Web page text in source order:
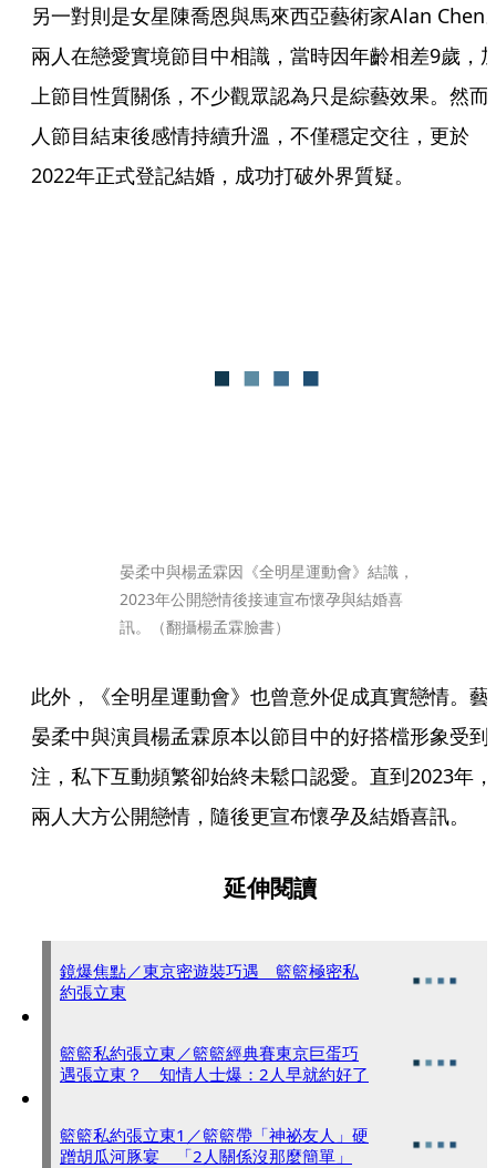
另一對則是女星陳喬恩與馬來西亞藝術家Alan Chen
兩人在戀愛實境節目中相識，當時因年齡相差9歲，
上節目性質關係，不少觀眾認為只是綜藝效果。然而
人節目結束後感情持續升溫，不僅穩定交往，更於
2022年正式登記結婚，成功打破外界質疑。
晏柔中與楊孟霖因《全明星運動會》結識，
2023年公開戀情後接連宣布懷孕與結婚喜
訊。（翻攝楊孟霖臉書）
此外，《全明星運動會》也曾意外促成真實戀情。藝
晏柔中與演員楊孟霖原本以節目中的好搭檔形象受到
注，私下互動頻繁卻始終未鬆口認愛。直到2023年，
兩人大方公開戀情，隨後更宣布懷孕及結婚喜訊。
延伸閱讀
鏡爆焦點／東京密遊裝巧遇 籃籃極密私
約張立東
籃籃私約張立東／籃籃經典賽東京巨蛋巧
遇張立東？ 知情人士爆：2人早就約好了
籃籃私約張立東1／籃籃帶「神祕友人」硬
蹭胡瓜河豚宴 「2人關係沒那麼簡單」